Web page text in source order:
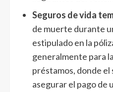
Seguros de vida
de muerte durante
estipulado en la
generalmente para
préstamos, donde el
asegurar el pago de